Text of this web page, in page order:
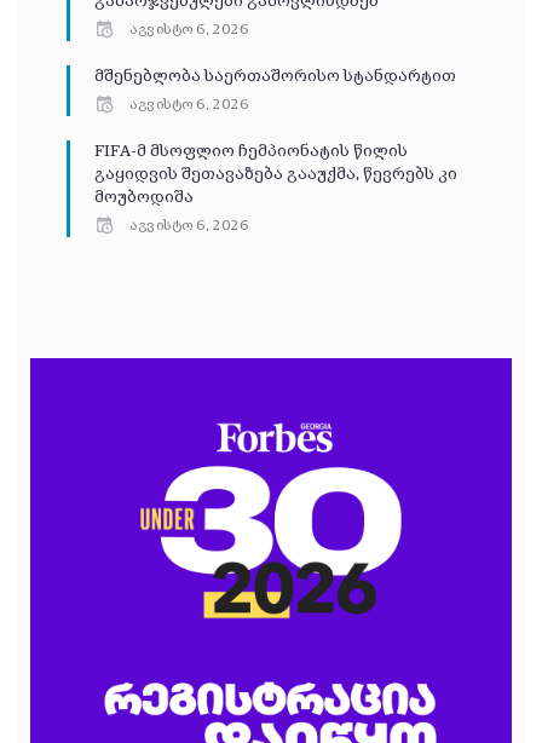
აგვისტო 6, 2026
მშენებლობა საერთაშორისო სტანდარტით
აგვისტო 6, 2026
FIFA-მ მსოფლიო ჩემპიონატის წილის
გაყიდვის შეთავაზება გააუქმა, წევრებს კი
მოუბოდიშა
აგვისტო 6, 2026